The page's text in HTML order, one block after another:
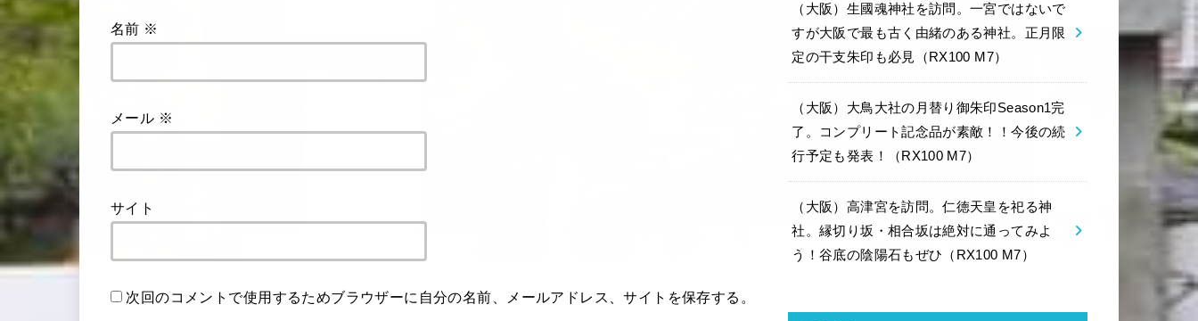
名前 ※
メール ※
サイト
次回のコメントで使用するためブラウザーに自分の名前、メールアドレス、サイトを保存する。
（大阪）生國魂神社を訪問。一宮ではないで
すが大阪で最も古く由緒のある神社。正月限
定の干支朱印も必見（RX100 M7）
（大阪）大鳥大社の月替り御朱印Season1完
了。コンプリート記念品が素敵！！今後の続
行予定も発表！（RX100 M7）
（大阪）高津宮を訪問。仁徳天皇を祀る神
社。縁切り坂・相合坂は絶対に通ってみよ
う！谷底の陰陽石もぜひ（RX100 M7）